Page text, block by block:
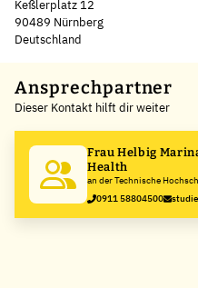
Keßlerplatz 12
90489 Nürnberg
Deutschland
+
−
Ansprechpartner
Dieser Kontakt hilft dir weiter
Frau Helbig Marina M.Sc. in Public
Health
an der Technische
Ohm
0911 58804500